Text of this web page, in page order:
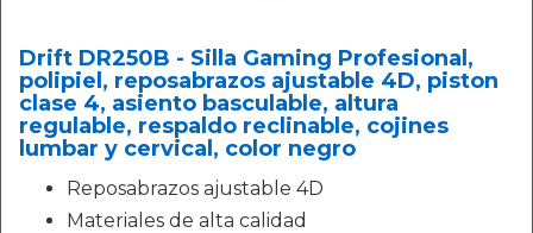
Drift DR250B - Silla Gaming Profesional,
polipiel, reposabrazos ajustable 4D, piston
clase 4, asiento basculable, altura
regulable, respaldo reclinable, cojines
lumbar y cervical, color negro
Reposabrazos ajustable 4D
Materiales de alta calidad